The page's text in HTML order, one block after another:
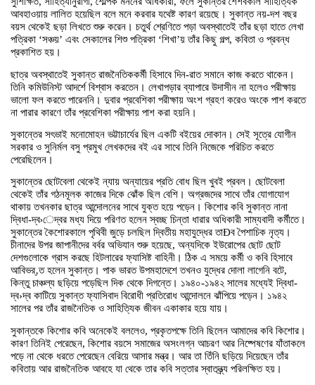
আবহাওয়ায় লালিত হয়েছিল বলে মনে করবার যথেষ্ট কারণ রয়েছে। সুকান্ত নয়-দশ বছর
বয়স থেকেই ছড়া লিখতে শুরু করেন। চতুর্থ শ্রেণিতে পড়া অবস্থাতেই তাঁর ছড়া হাতে লেখা
পত্রিকা ‘সঞ্চয়’ এবং সেকালের শিশু পত্রিকা ‘শিখা’য় তাঁর কিছু গল্প, কবিতা ও প্রবন্ধ
প্রকাশিত হয়।
ছাত্র অবস্থাতেই সুকান্ত রাজনৈতিককর্মী হিসাবে দিন-রাত সমানে কাজ করতে থাকেন।
তিনি কমিউনিস্ট আদর্শে বিশ্বাস করতেন। লেখাপড়ার ব্যাপারে উদাসীন না হলেও পরীক্ষায়
ভালো ফল করতে পারেননি। দুবার প্রবেশিকা পরীক্ষায় অংশ গ্রহণ করেও অংকে পাশ করতে
না পারার কারণে তাঁর প্রবেশিকা পরীক্ষায় পাশ করা হয়নি।
সুকান্তের সৎভাই মনোমোহন ভট্টাচার্যের ছিল একটি বইয়ের দোকান। সেই সূত্রে যোগীন
সরকার ও সুনির্মল বসু প্রমুখ লেখকদের বই এর সাথে তিনি নিজেকে পরিচিত করতে
পেরেছিলেন।
সুকান্তের ছোটবেলা থেকেই ন্যায় অন্যায়ের প্রতি বোধ ছিল খুবই প্রবল। ছোটবেলা
থেকেই তাঁর গঠনমূলক কাজের দিকে ঝোঁক ছিল বেশি। অগ্রজদের সাথে তাঁর যোগাযোগ
থাকায় তখনকার ছাত্র আন্দোলনের সাথে যুক্ত হয়ে পড়েন। কিশোর কবি সুকান্ত নানা
দ্বিধা-দ্ব›েদ্বর মধ্য দিয়ে পরিণত হলেন স্বচ্ছ চিন্তা ধারার অধিকারী সাম্যবাদী কর্মীতে।
সুকান্তের কৈশোরকালে পৃথিবী জুড়ে চলছিল দ্বিতীয় মহাযুদ্ধের তাÐব পৈশাচিক নৃত্য।
চীনাদের উপর জাপানীদের বর্বর অভিযান শুরু হয়েছে, অন্যদিকে ইউরোপের ছোট ছোট
দেশগুলোকে গ্রাস করছে হিটলারের ফ্যাসিষ্ট বাহিনী। ঠিক এ সময়ে কর্মী ও কবি হিসাবে
আবিভর্‚ত হলেন সুকান্ত। পাক ভারত উপমহাদেশে তখনও যুদ্ধের দোলা লাগেনি বটে,
কিন্তু চাঞ্চল্য ছড়িয়ে পড়েছিল দিক থেকে দিগন্তে। ১৯৪০-১৯৪২ সালের মধ্যেই দ্বিধা-
দ্ব›দ্ব কাটিয়ে সুকান্ত ফ্যাসিবাদ বিরোধী প্রতিরোধ আন্দোলনে ঝাঁপিয়ে পড়েন। ১৯৪২
সালের পর তাঁর রাজনৈতিক ও সাহিত্যিক জীবন একাকার হয়ে যায়।
সুকান্তকে কিশোর কবি অনেকেই বললেও, প্রকৃতপক্ষে তিনি ছিলেন আমাদের কবি কিশোর।
কারণ তিনিই পেরেছেন, কিশোর বয়সে সমাজের অসংলগ্ন আচরণ আর নিষ্পেষণের যাঁতাকলে
পড়ে না থেকে ধরতে পেরেছেন বেরিয়ে আসার মন্ত্র। আর তা তিঁনি ছড়িয়ে দিয়েছেন তাঁর
কবিতায় আর রাজনৈতিক আবহে যা থেকে তার কবি সত্তার স্বাতন্ত্র্য পরিলক্ষিত হয়।